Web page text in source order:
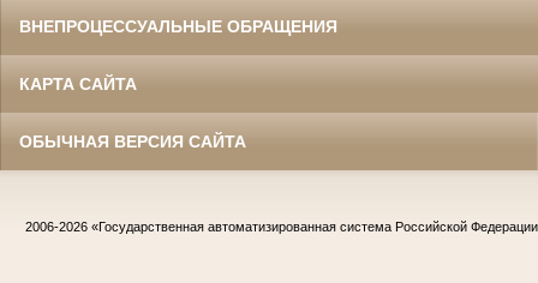
ВНЕПРОЦЕССУАЛЬНЫЕ ОБРАЩЕНИЯ
КАРТА САЙТА
ОБЫЧНАЯ ВЕРСИЯ САЙТА
2006-2026 «Государственная автоматизированная система Российской